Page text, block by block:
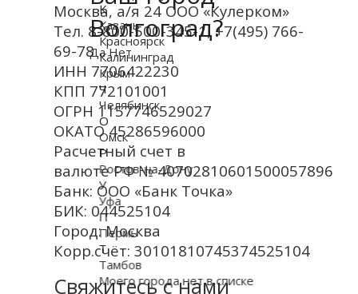
Москва, а/я 24 ООО «Кулерком»
Тел. 8-800-500-345-1, +7(495) 766-
69-78
ИНН 7706422230
КПП 772101001
ОГРН 1157746529027
ОКАТО 45286596000
Расчетный счет в
валюте РФ № 40702810601500057896
Банк: ООО «Банк Точка»
БИК: 044525104
Город: Москва
Корр.счёт:30101810745374525104
Свяжитесь с нами
Волгоград?
Да Нет
К
Казань
Красноярск
Калининград
Крым
Ч
Челябинск
О
Омск
Р
Ростов-на-Дону
У
Уфа
П
Пермь
Т
Тамбов
Моего города нет в списке